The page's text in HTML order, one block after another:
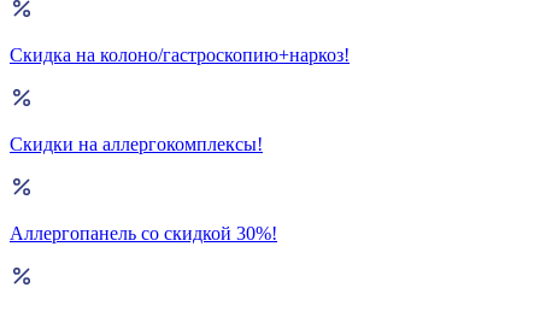
Скидка на колоно/гастроскопию+наркоз!
Скидки на аллергокомплексы!
Аллергопанель со скидкой 30%!